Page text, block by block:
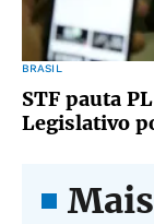
BRASIL
STF pauta
Legislativo